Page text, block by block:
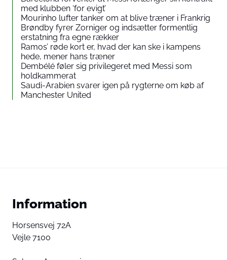
med klubben ‘for evigt’
Mourinho lufter tanker om at blive træner i Frankrig
Brøndby fyrer Zorniger og indsætter formentlig
erstatning fra egne rækker
Ramos’ røde kort er, hvad der kan ske i kampens
hede, mener hans træner
Dembélé føler sig privilegeret med Messi som
holdkammerat
Saudi-Arabien svarer igen på rygterne om køb af
Manchester United
Information
Horsensvej 72A
Vejle 7100